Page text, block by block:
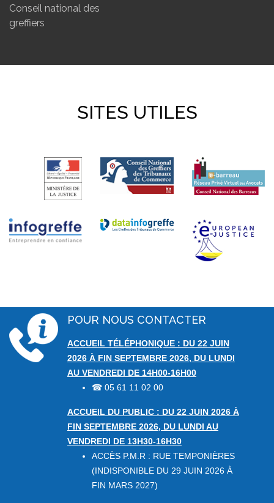
Conseil national des
greffiers
SITES UTILES
POUR NOUS CONTACTER
ACCUEIL TÉLÉPHONIQUE : DU 22 JUIN
2026 À FIN SEPTEMBRE 2026, DU LUNDI
AU VENDREDI DE 14H00-16H00
☎ 05 61 11 02 00
ACCUEIL DU PUBLIC : DU 22 JUIN 2026 À
FIN SEPTEMBRE 2026, DU LUNDI AU
VENDREDI DE 13H30-16H30
ACCÈS P.M.R : RUE TEMPONIÈRES
(INDISPONIBLE DU 29 JUIN 2026 À
FIN MARS 2027)